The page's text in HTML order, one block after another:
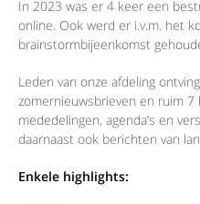
In 2023 was er 4 keer een
online. Ook werd er i.v.m. het
brainstormbijeenkomst
Leden van onze afdeling
zomernieuwsbrieven en ruim
mededelingen, agenda’s en
daarnaast ook berichten van
Enkele highlights: